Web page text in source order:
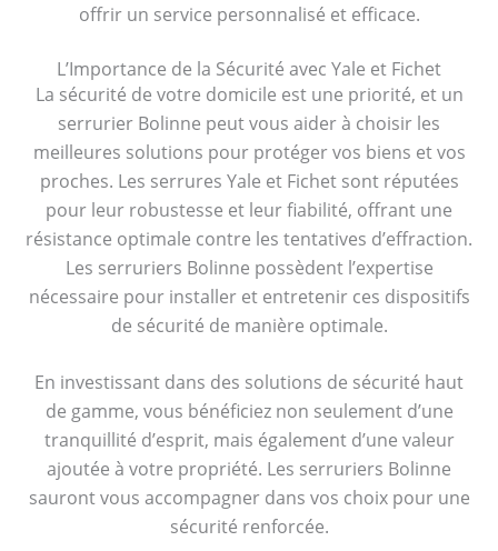
offrir un service personnalisé et efficace.
L’Importance de la Sécurité avec Yale et Fichet
La sécurité de votre domicile est une priorité, et un
serrurier Bolinne peut vous aider à choisir les
meilleures solutions pour protéger vos biens et vos
proches. Les serrures Yale et Fichet sont réputées
pour leur robustesse et leur fiabilité, offrant une
résistance optimale contre les tentatives d’effraction.
Les serruriers Bolinne possèdent l’expertise
nécessaire pour installer et entretenir ces dispositifs
de sécurité de manière optimale.
En investissant dans des solutions de sécurité haut
de gamme, vous bénéficiez non seulement d’une
tranquillité d’esprit, mais également d’une valeur
ajoutée à votre propriété. Les serruriers Bolinne
sauront vous accompagner dans vos choix pour une
sécurité renforcée.